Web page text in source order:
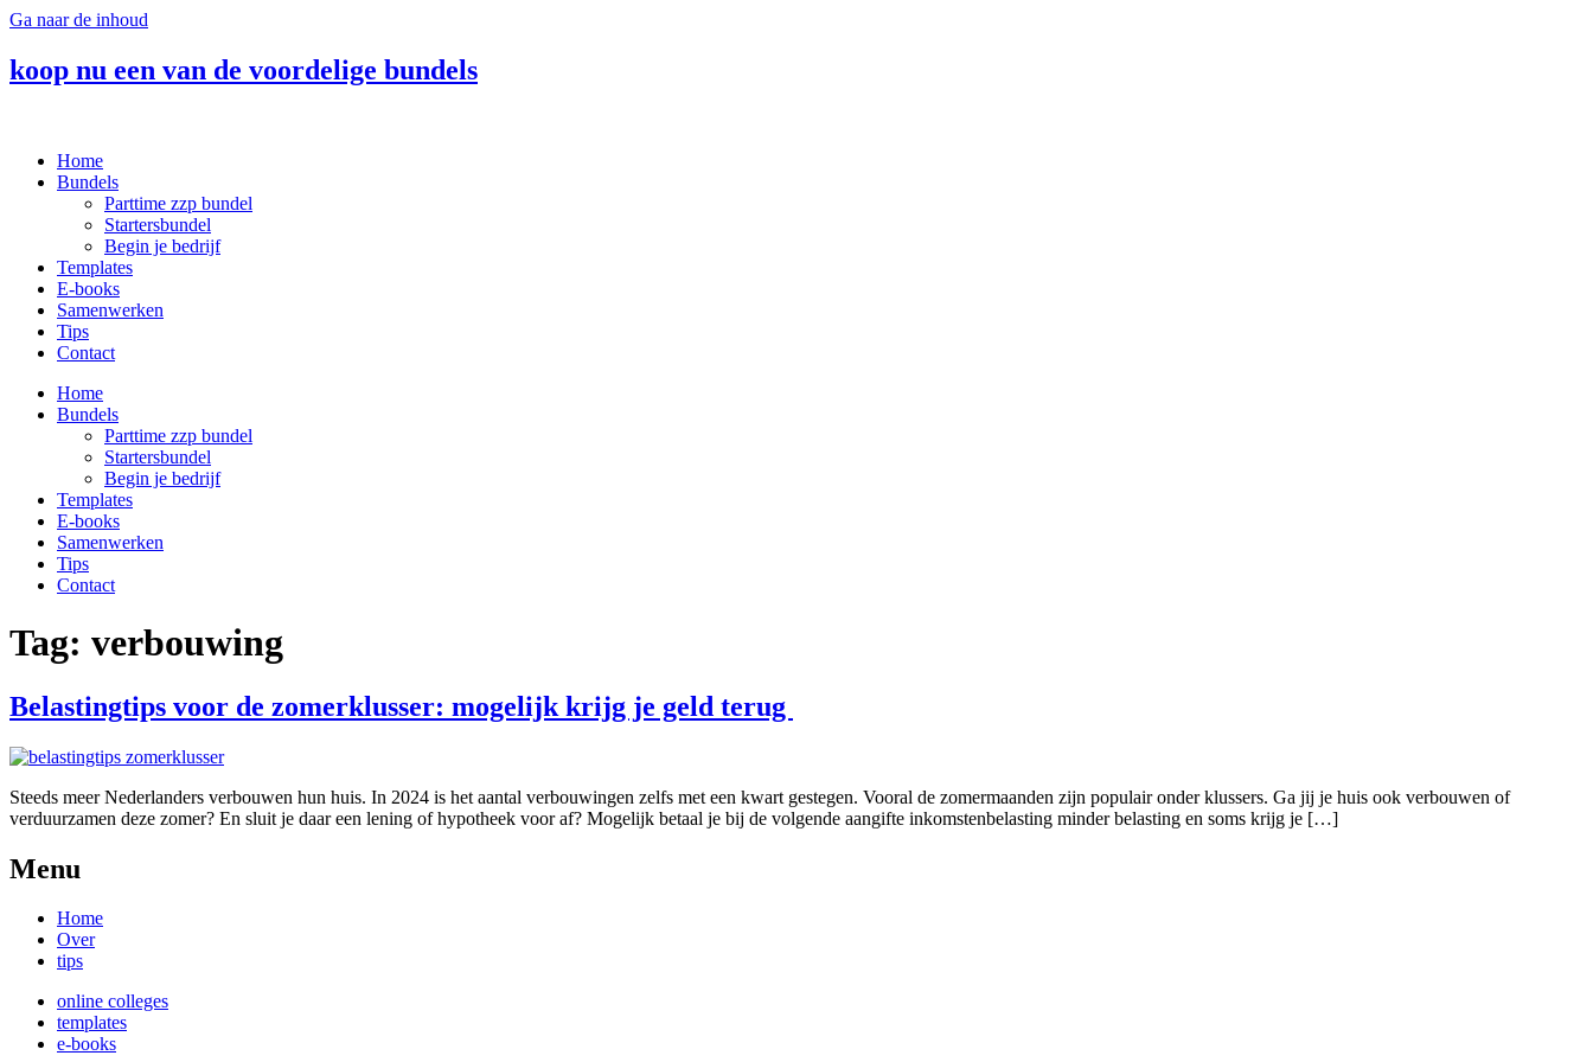
Ga naar de inhoud
koop nu een van de voordelige bundels
Home
Bundels
Parttime zzp bundel
Startersbundel
Begin je bedrijf
Templates
E-books
Samenwerken
Tips
Contact
Home
Bundels
Parttime zzp bundel
Startersbundel
Begin je bedrijf
Templates
E-books
Samenwerken
Tips
Contact
Tag: verbouwing
Belastingtips voor de zomerklusser: mogelijk krijg je geld terug
Steeds meer Nederlanders verbouwen hun huis. In 2024 is het aantal verbouwingen zelfs met een kwart gestegen. Vooral de zomermaanden zijn populair onder klussers. Ga jij je huis ook verbouwen of
verduurzamen deze zomer? En sluit je daar een lening of hypotheek voor af? Mogelijk betaal je bij de volgende aangifte inkomstenbelasting minder belasting en soms krijg je […]
Menu
Home
Over
tips
online colleges
templates
e-books